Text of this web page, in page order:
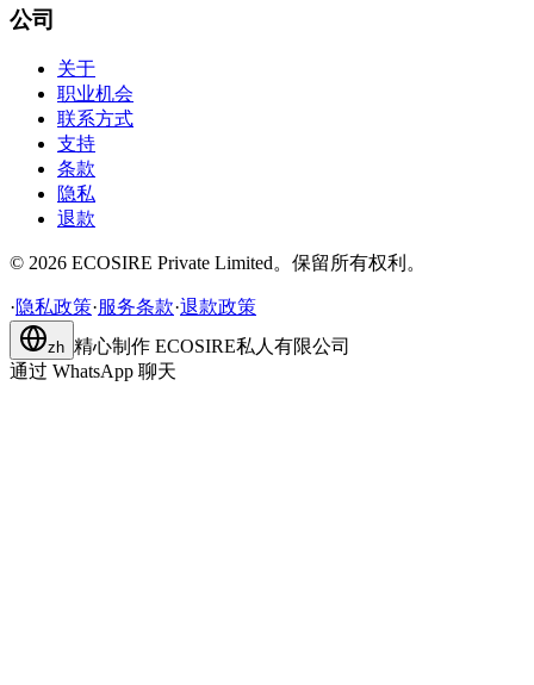
公司
关于
职业机会
联系方式
支持
条款
隐私
退款
© 2026 ECOSIRE Private Limited。保留所有权利。
·隐私政策·服务条款·退款政策
zh 精心制作 ECOSIRE私人有限公司
通过 WhatsApp 聊天